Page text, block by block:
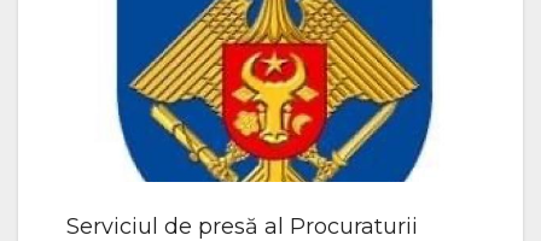
Serviciul de presă al Procuraturii